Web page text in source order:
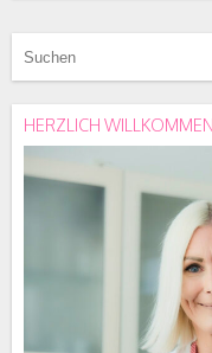
HERZLICH